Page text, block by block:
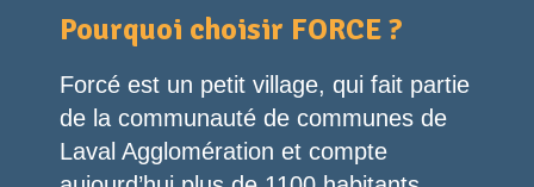
Pourquoi choisir FORCE ?
Forcé est un petit village, qui fait partie
de la communauté de communes de
Laval Agglomération et compte